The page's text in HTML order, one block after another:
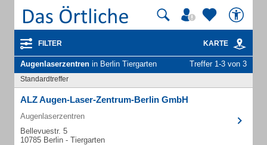
FILTER KARTE
Augenlaserzentren in Berlin Tiergarten Treffer 1-3 von 3
Standardtreffer
ALZ Augen-Laser-Zentrum-Berlin GmbH
Augenlaserzentren
Bellevuestr. 5
10785 Berlin - Tiergarten